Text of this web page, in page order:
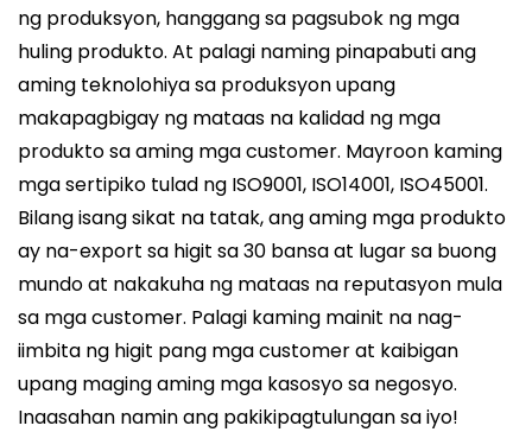
ng produksyon, hanggang sa pagsubok ng mga
huling produkto. At palagi naming pinapabuti ang
aming teknolohiya sa produksyon upang
makapagbigay ng mataas na kalidad ng mga
produkto sa aming mga customer. Mayroon kaming
mga sertipiko tulad ng ISO9001, ISO14001, ISO45001.
Bilang isang sikat na tatak, ang aming mga produkto
ay na-export sa higit sa 30 bansa at lugar sa buong
mundo at nakakuha ng mataas na reputasyon mula
sa mga customer. Palagi kaming mainit na nag-
iimbita ng higit pang mga customer at kaibigan
upang maging aming mga kasosyo sa negosyo.
Inaasahan namin ang pakikipagtulungan sa iyo!